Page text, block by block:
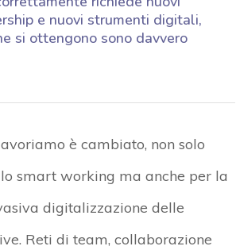
e nuovi strumenti digitali,
si ottengono sono davvero
è cambiato, non solo
smart working ma anche per la
digitalizzazione delle
Reti di team, collaborazione